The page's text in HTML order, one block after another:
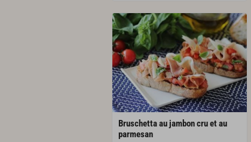
Bruschetta au jambon cru et au
parmesan